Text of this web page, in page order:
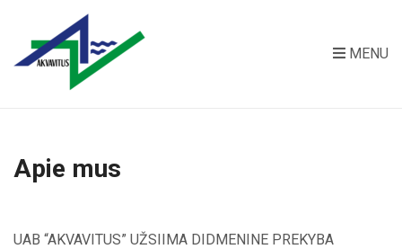
MENU
Apie mus
UAB “AKVAVITUS” UŽSIIMA DIDMENINE PREKYBA